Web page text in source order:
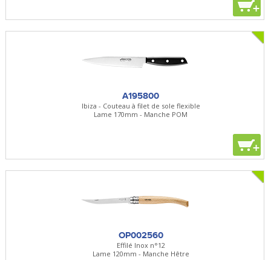
+
A195800
Ibiza - Couteau à filet de sole flexible
Lame 170mm - Manche POM
+
OP002560
Effilé Inox n°12
Lame 120mm - Manche Hêtre